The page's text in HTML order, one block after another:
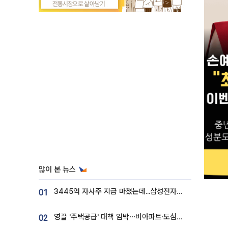
많이 본 뉴스
01 3445억 자사주 지급 마쳤는데...삼성전자 DX노조, 뒤늦은 '떼쓰기 집회'
02 영끌 '주택공급' 대책 임박⋯비아파트·도심복합까지 총동원